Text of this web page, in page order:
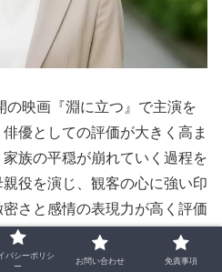
の映画『淵に立つ』で主演を
優としての評価が大きく高ま
族の平穏が崩れていく過程を
役を演じ、観客の心に強い印
さと感情の表現力が高く評価
の栄誉を受けています。
バシーポリシ
ー
お問い合わせ 免責事項